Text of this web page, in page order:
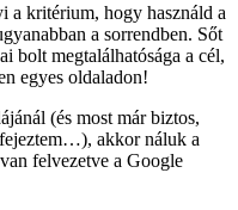
a kritérium, hogy használd a
a sorrendben. Sőt
bolt megtalálhatósága a cél,
egyes oldaladon!
(és most már biztos,
akkor náluk a
felvezetve a Google